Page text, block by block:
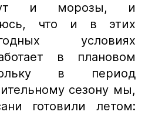
и морозы, и
что и в этих
условиях
в плановом
в период
сезону мы,
готовили летом: